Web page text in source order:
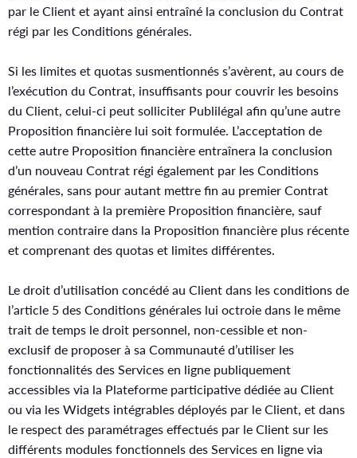
par le Client et ayant ainsi entraîné la conclusion du Contrat
régi par les Conditions générales.
Si les limites et quotas susmentionnés s’avèrent, au cours de
l’exécution du Contrat, insuffisants pour couvrir les besoins
du Client, celui-ci peut solliciter Publilégal afin qu’une autre
Proposition financière lui soit formulée. L’acceptation de
cette autre Proposition financière entraînera la conclusion
d’un nouveau Contrat régi également par les Conditions
générales, sans pour autant mettre fin au premier Contrat
correspondant à la première Proposition financière, sauf
mention contraire dans la Proposition financière plus récente
et comprenant des quotas et limites différentes.
Le droit d’utilisation concédé au Client dans les conditions de
l’article 5 des Conditions générales lui octroie dans le même
trait de temps le droit personnel, non-cessible et non-
exclusif de proposer à sa Communauté d’utiliser les
fonctionnalités des Services en ligne publiquement
accessibles via la Plateforme participative dédiée au Client
ou via les Widgets intégrables déployés par le Client, et dans
le respect des paramétrages effectués par le Client sur les
différents modules fonctionnels des Services en ligne via